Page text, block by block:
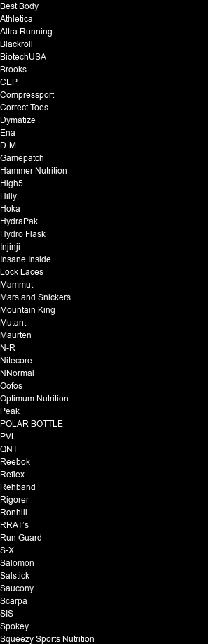
Best Body
Athletica
Altra Running
Blackroll
BiotechUSA
Brooks
CEP
Compressport
Correct Toes
Dymatize
Ena
D-M
Gamepatch
Hammer Nutrition
High5
Hilly
Hoka
HydraPak
Hydro Flask
Injinji
Insane Inside
Lock Laces
Mammut
Mars and Snickers
Mountain King
Mutant
Maurten
N-R
Nitecore
NNormal
Oofos
Optimum Nutrition
Peak
POLAR BOTTLE
PVL
QNT
Reebok
Reflex
Rehband
Rigorer
Ronhill
RRAT’s
Run Guard
S-X
Salomon
Salstick
Saucony
Scarpa
SIS
Spokey
Squeezy Sports Nutrition